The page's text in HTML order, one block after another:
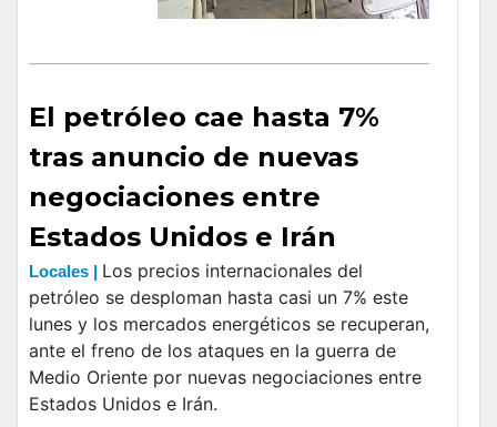
El petróleo cae hasta 7%
tras anuncio de nuevas
negociaciones entre
Estados Unidos e Irán
Locales | Los precios internacionales del
petróleo se desploman hasta casi un 7% este
lunes y los mercados energéticos se recuperan,
ante el freno de los ataques en la guerra de
Medio Oriente por nuevas negociaciones entre
Estados Unidos e Irán.